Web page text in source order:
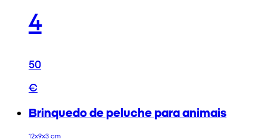
4
50
€
Brinquedo de peluche para animais
12x9x3 cm